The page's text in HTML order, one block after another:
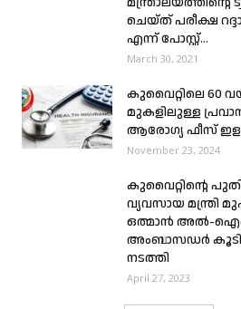
ചെയ്ത് പരീക്ഷ
എന്ന് പോസ്റ്റ്...
March 30, 2021
കുവൈറ്റിലെ 60
മുകളിലുള്ള
ആരോഗ്യ ഫീസ്
November 23, 2024
കുവൈറ്റിന്റെ
വ്യവസായ മന്ത്രി
ഒത്മാൻ അൽ-
അംബാസഡർ
നടത്തി
April 27, 2023